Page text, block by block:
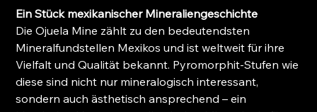
Ein Stück mexikanischer Mineraliengeschichte
Die Ojuela Mine zählt zu den bedeutendsten
Mineralfundstellen Mexikos und ist weltweit für ihre
Vielfalt und Qualität bekannt. Pyromorphit-Stufen wie
diese sind nicht nur mineralogisch interessant,
sondern auch ästhetisch ansprechend – ein